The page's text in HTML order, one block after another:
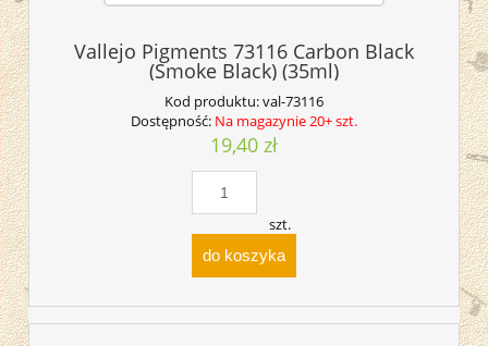
Vallejo Pigments 73116 Carbon Black
(Smoke Black) (35ml)
Kod produktu:val-73116
Dostępność: Na magazynie 20+ szt.
19,40 zł
szt.
do koszyka